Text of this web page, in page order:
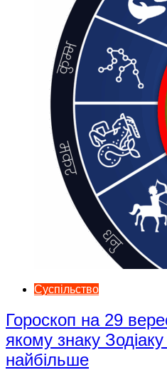
Суспільство
Гороскоп на 29
якому знаку
найбільше